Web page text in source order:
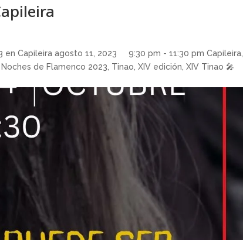
en Capileira agosto 11, 2023 9:30 pm - 11:30 pm Capileira,
de Flamenco 2023, Tinao, XIV edición, XIV Tinao 🎤